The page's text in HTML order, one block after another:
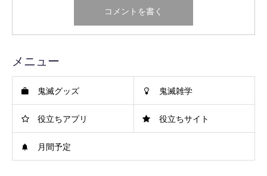
メニュー
鬼滅グッズ 鬼滅雑学
役立ちアプリ 役立ちサイト
月間予定